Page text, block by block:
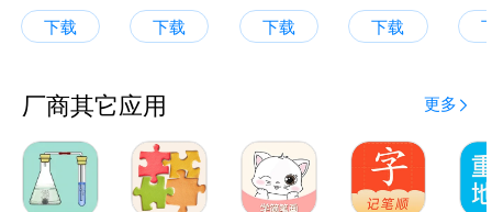
下载 下载 下载 下载
厂商其它应用 更多